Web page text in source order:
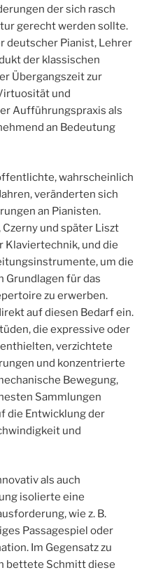
der sich rasch
gerecht werden sollte.
deutscher Pianist, Lehrer
der klassischen
Übergangszeit zur
und
Aufführungspraxis als
an Bedeutung
wahrscheinlich
veränderten sich
an Pianisten.
und später Liszt
Klaviertechnik, und die
um die
Grundlagen für das
zu erwerben.
auf diesen Bedarf ein.
die expressive oder
verzichtete
und konzentrierte
Bewegung,
Sammlungen
die Entwicklung der
und
als auch
isolierte eine
wie z. B.
Passagespiel oder
Im Gegensatz zu
bettete Schmitt diese